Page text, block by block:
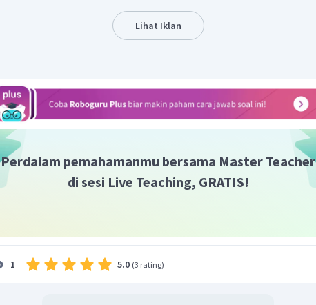
Lihat Iklan
Perdalam pemahamanmu bersama Master Teacher
di sesi Live Teaching, GRATIS!
1 5.0 (3 rating)